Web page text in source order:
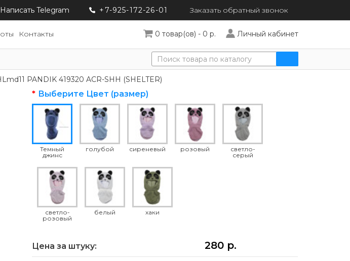
Написать Telegram +7-925-172-26-01 Заказать обратный звонок
Контакты 0 товар(ов) - 0 р. Личный кабинет
PANDIK 419320 ACR-SHH (SHELTER)
Выберите Цвет (размер)
Темный
джинс
голубой сиреневый розовый
светло-
серый
светло-
розовый
белый хаки
Цена за штуку: 280 р.